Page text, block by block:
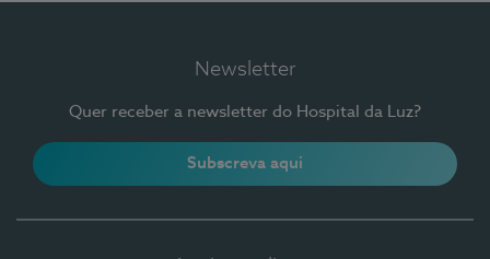
Newsletter
Quer receber a newsletter do Hospital da Luz?
Subscreva aqui